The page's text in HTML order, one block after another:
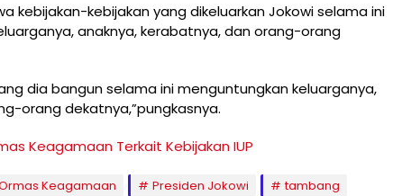
kebijakan-kebijakan yang dikeluarkan Jokowi selama ini
anaknya, kerabatnya, dan orang-orang
dia bangun selama ini menguntungkan keluarganya,
orang dekatnya,”pungkasnya.
Keagamaan Terkait Kebijakan IUP
Keagamaan Presiden Jokowi tambang